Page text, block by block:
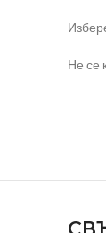
Не се